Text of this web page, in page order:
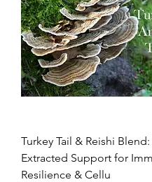
Turkey Tail & Reishi
Extracted Support for
Resilience & Cellu